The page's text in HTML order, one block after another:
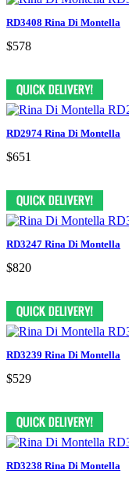
RD3408 Rina Di Montella
$578
RD2974 Rina Di Montella
$651
RD3247 Rina Di Montella
$820
RD3239 Rina Di Montella
$529
RD3238 Rina Di Montella